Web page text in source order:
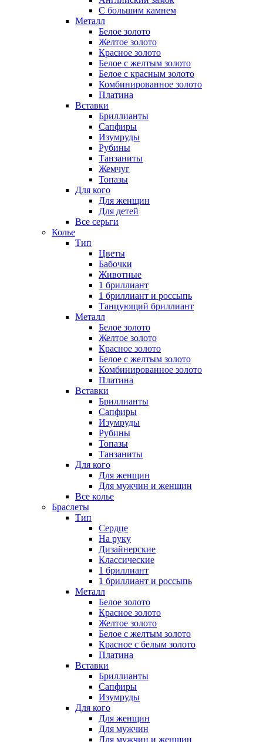
С большим камнем
Металл
Белое золото
Желтое золото
Красное золото
Белое с желтым золото
Белое с красным золото
Комбинированное золото
Платина
Вставки
Бриллианты
Сапфиры
Изумруды
Рубины
Танзаниты
Жемчуг
Топазы
Для кого
Для женщин
Для детей
Все серьги
Колье
Тип
Цветы
Бабочки
Животные
1 бриллиант
1 бриллиант и россыпь
Танцующий бриллиант
Металл
Белое золото
Желтое золото
Красное золото
Белое с желтым золото
Комбинированное золото
Платина
Вставки
Бриллианты
Сапфиры
Изумруды
Рубины
Топазы
Танзаниты
Для кого
Для женщин
Для мужчин и женщин
Все колье
Браслеты
Тип
Сердце
На руку
Дизайнерские
Классические
1 бриллиант
1 бриллиант и россыпь
Металл
Белое золото
Красное золото
Желтое золото
Белое с желтым золото
Красное с белым золото
Платина
Вставки
Бриллианты
Сапфиры
Изумруды
Для кого
Для женщин
Для мужчин
Для мужчин и женщин